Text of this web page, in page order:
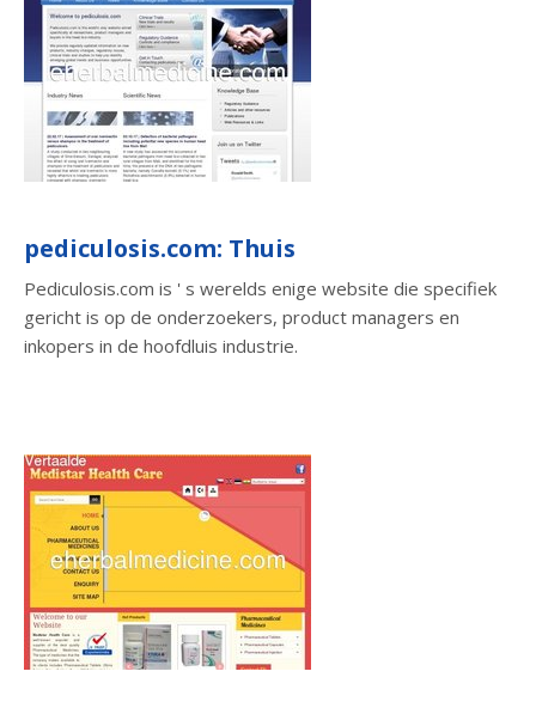
pediculosis.com: Thuis
Pediculosis.com is ' s werelds enige website die specifiek
gericht is op de onderzoekers, product managers en
inkopers in de hoofdluis industrie.